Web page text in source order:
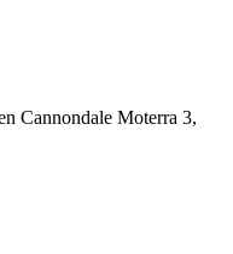
Cannondale Moterra 3,